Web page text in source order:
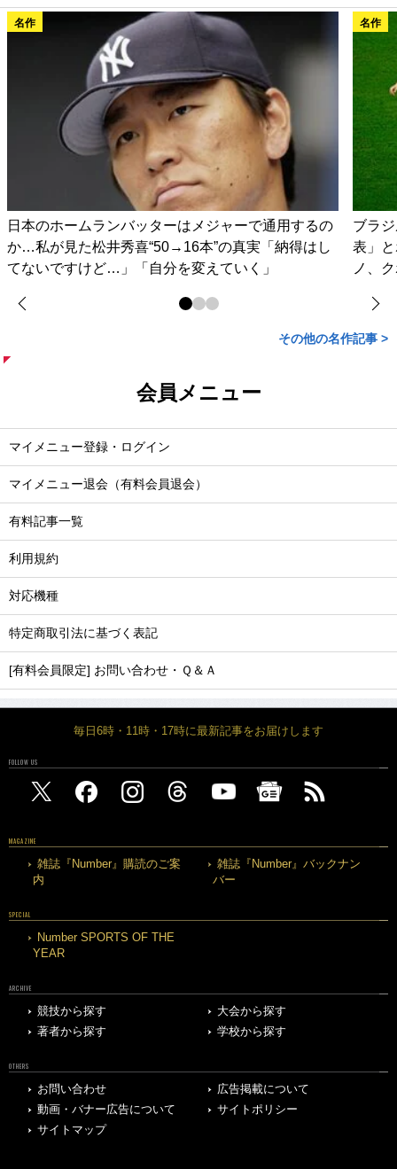
名作
日本のホームランバッターはメジャーで通用するの
か…私が見た松井秀喜“50→16本”の真実「納得はし
てないですけど…」「自分を変えていく」
名作
ブラ
表」
ノ、
その他の名作記事 >
会員メニュー
マイメニュー登録・ログイン
マイメニュー退会（有料会員退会）
有料記事一覧
利用規約
対応機種
特定商取引法に基づく表記
[有料会員限定] お問い合わせ・Ｑ＆Ａ
毎日6時・11時・17時に最新記事をお届けします
FOLLOW US
MAGAZINE
雑誌『Number』購読のご案
内
雑誌『Number』バックナン
バー
SPECIAL
Number SPORTS OF THE
YEAR
ARCHIVE
競技から探す
大会から探す
著者から探す
学校から探す
OTHERS
お問い合わせ
広告掲載について
動画・バナー広告について
サイトポリシー
サイトマップ